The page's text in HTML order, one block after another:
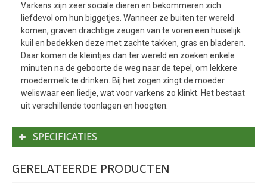
Varkens zijn zeer sociale dieren en bekommeren zich
liefdevol om hun biggetjes. Wanneer ze buiten ter wereld
komen, graven drachtige zeugen van te voren een huiselijk
kuil en bedekken deze met zachte takken, gras en bladeren.
Daar komen de kleintjes dan ter wereld en zoeken enkele
minuten na de geboorte de weg naar de tepel, om lekkere
moedermelk te drinken. Bij het zogen zingt de moeder
weliswaar een liedje, wat voor varkens zo klinkt. Het bestaat
uit verschillende toonlagen en hoogten.
SPECIFICATIES
GERELATEERDE PRODUCTEN